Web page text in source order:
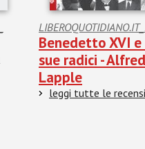
Benedetto XVI
sue radici - Alfred
Lapple
leggi tutte le